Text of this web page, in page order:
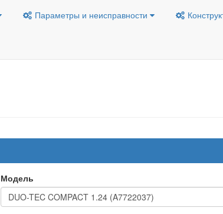
Параметры и неисправности
Модель